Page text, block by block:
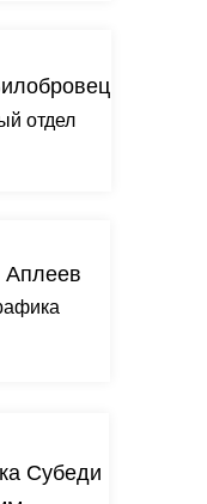
отдел
Аплеев
Субеди